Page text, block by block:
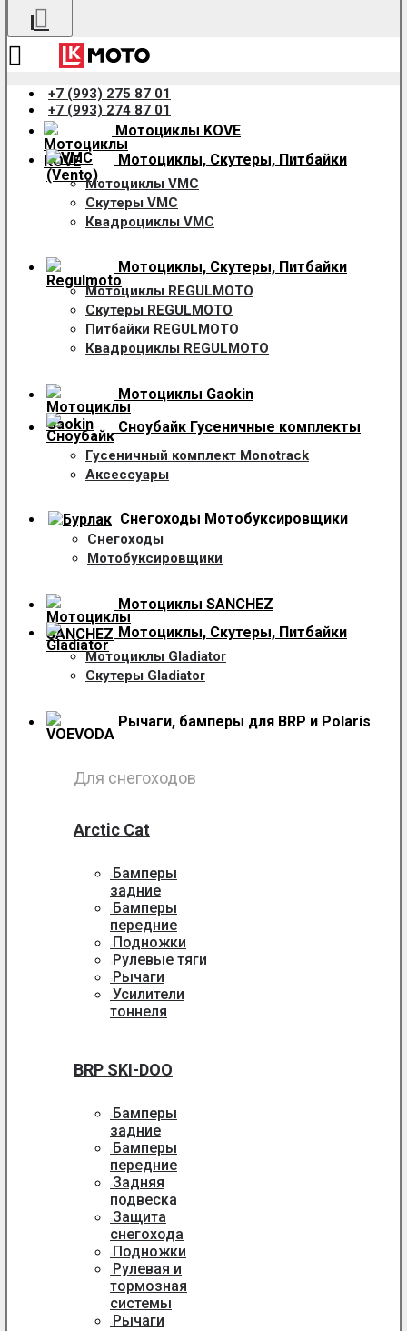
+7 (993) 275 87 01
+7 (993) 274 87 01
Мотоциклы KOVE
Мотоциклы, Скутеры, Питбайки
Мотоциклы VMC
Скутеры VMC
Квадроциклы VMC
Мотоциклы, Скутеры, Питбайки
Мотоциклы REGULMOTO
Скутеры REGULMOTO
Питбайки REGULMOTO
Квадроциклы REGULMOTO
Мотоциклы Gaokin
Сноубайк Гусеничные комплекты
Гусеничный комплект Monotrack
Аксессуары
Снегоходы Мотобуксировщики
Снегоходы
Мотобуксировщики
Мотоциклы SANCHEZ
Мотоциклы, Скутеры, Питбайки
Мотоциклы Gladiator
Скутеры Gladiator
Рычаги, бамперы для BRP и Polaris
Для снегоходов
Arctic Cat
Бамперы
задние
Бамперы
передние
Подножки
Рулевые тяги
Рычаги
Усилители
тоннеля
BRP SKI-DOO
Бамперы
задние
Бамперы
передние
Задняя
подвеска
Защита
снегохода
Подножки
Рулевая и
тормозная
системы
Рычаги